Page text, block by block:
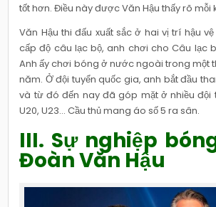
tốt hơn. Điều này được Văn Hậu thấy rõ mỗi
Văn Hậu thi đấu xuất sắc ở hai vị trí hậu
cấp độ câu lạc bộ, anh chơi cho Câu lạc
Anh ấy chơi bóng ở nước ngoài trong một
năm. Ở đội tuyển quốc gia, anh bắt đầu
và từ đó đến nay đã góp mặt ở nhiều đội
U20, U23… Cầu thủ mang áo số 5 ra sân.
III. Sự nghiệp
Đoàn Văn Hậu